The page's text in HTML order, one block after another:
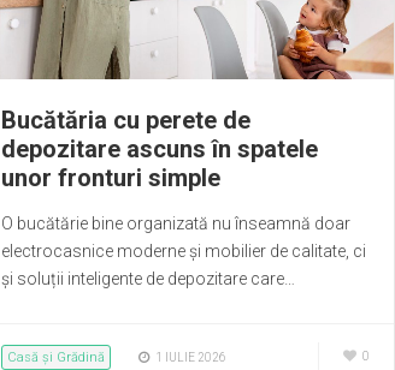
Bucătăria cu perete de
depozitare ascuns în spatele
unor fronturi simple
O bucătărie bine organizată nu înseamnă doar
electrocasnice moderne și mobilier de calitate, ci
și soluții inteligente de depozitare care…
Casă și Grădină 1 IULIE 2026 0